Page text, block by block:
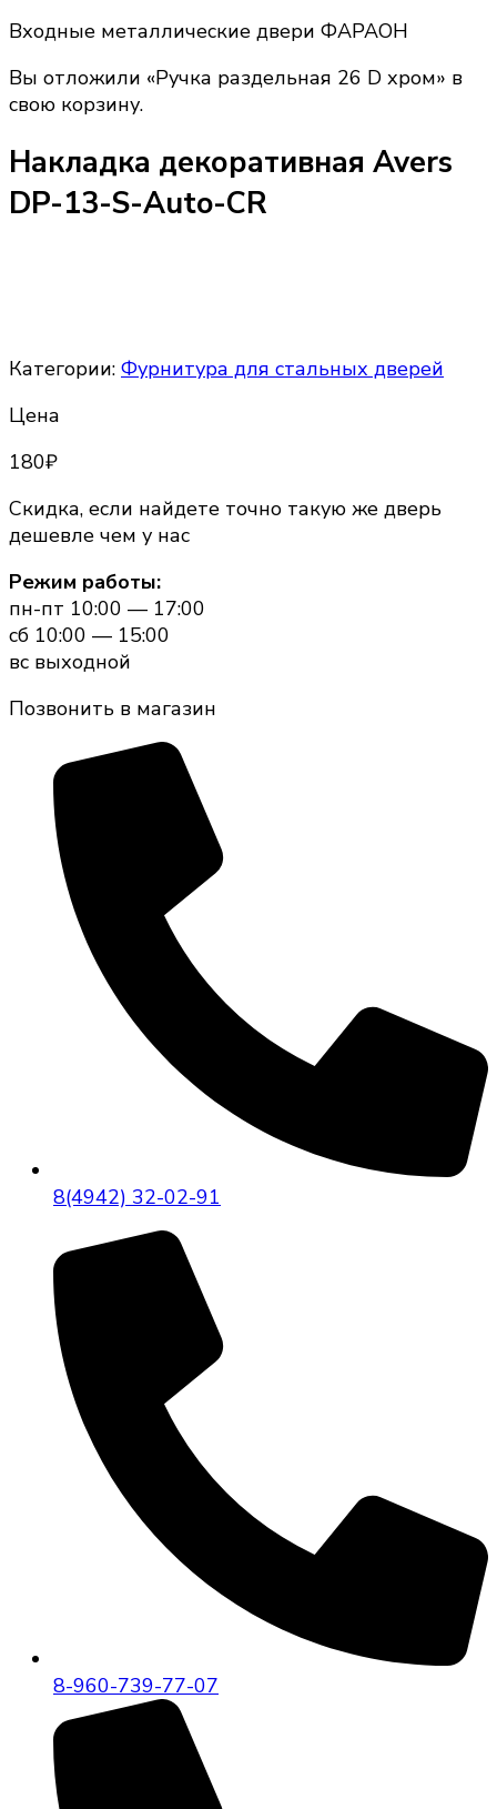
Входные металлические двери ФАРАОН
Вы отложили «Ручка раздельная 26 D хром» в
свою корзину.
Накладка декоративная Avers
DP-13-S-Auto-CR
Категории: Фурнитура для стальных дверей
Цена
180₽
Скидка, если найдете точно такую же дверь
дешевле чем у нас
Режим работы:
пн-пт 10:00 — 17:00
сб 10:00 — 15:00
вс выходной
Позвонить в магазин
8(4942) 32-02-91
8-960-739-77-07